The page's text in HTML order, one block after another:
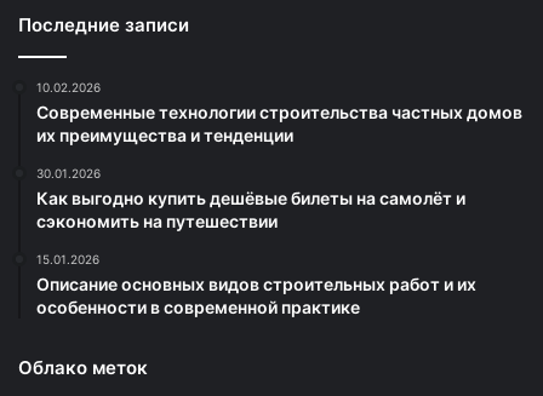
Последние записи
10.02.2026
Современные технологии строительства частных домов
их преимущества и тенденции
30.01.2026
Как выгодно купить дешёвые билеты на самолёт и
сэкономить на путешествии
15.01.2026
Описание основных видов строительных работ и их
особенности в современной практике
Облако меток